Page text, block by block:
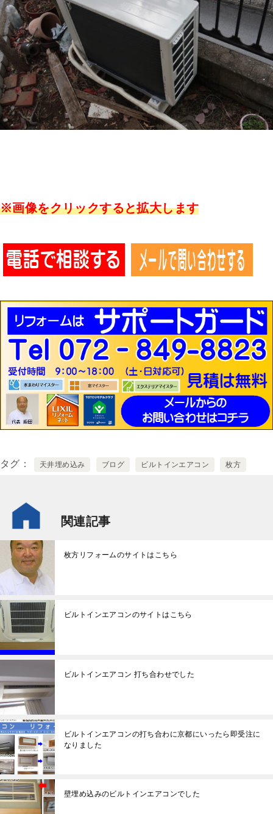
※画像をクリックすると拡大します
タグ 天井埋め込み ブログ ビルトインエアコン 枚方
関連記事
枚方リフォームのサイトはこちら
ビルトインエアコンのサイトはこちら
ビルトインエアコン 打ち合わせでした
ビルトインエアコンの打ち合わに京都にいったら即受注に
なりました
壁埋め込みのビルトインエアコンでした